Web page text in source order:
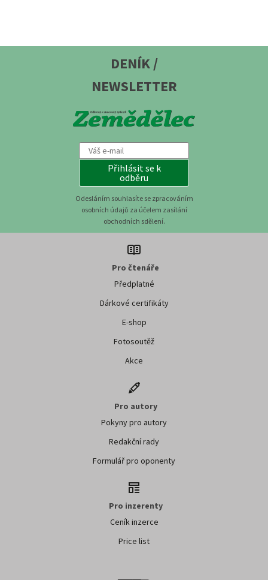
DENÍK /
NEWSLETTER
Přihlásit se k
odběru
Odesláním souhlasíte se zpracováním
osobních údajů za účelem zasílání
obchodních sdělení.
Pro čtenáře
Předplatné
Dárkové certifikáty
E-shop
Fotosoutěž
Akce
Pro autory
Pokyny pro autory
Redakční rady
Formulář pro oponenty
Pro inzerenty
Ceník inzerce
Price list